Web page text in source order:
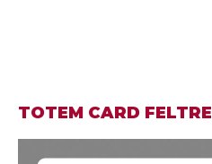
TOTEM CARD FELTRE